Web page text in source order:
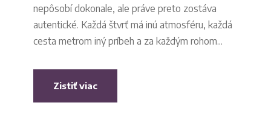
nepôsobí dokonale, ale práve preto zostáva
autentické. Každá štvrť má inú atmosféru, každá
cesta metrom iný príbeh a za každým rohom...
Zistiť viac